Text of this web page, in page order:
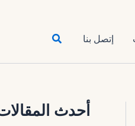
إتصل بنا البحث
أحدث